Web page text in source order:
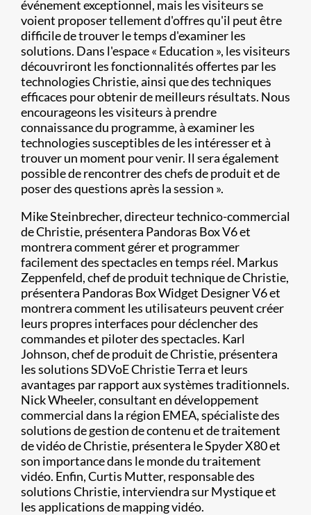
événement exceptionnel, mais les visiteurs se
voient proposer tellement d'offres qu'il peut être
difficile de trouver le temps d'examiner les
solutions. Dans l'espace « Education », les visiteurs
découvriront les fonctionnalités offertes par les
technologies Christie, ainsi que des techniques
efficaces pour obtenir de meilleurs résultats. Nous
encourageons les visiteurs à prendre
connaissance du programme, à examiner les
technologies susceptibles de les intéresser et à
trouver un moment pour venir. Il sera également
possible de rencontrer des chefs de produit et de
poser des questions après la session ».
Mike Steinbrecher, directeur technico-commercial
de Christie, présentera Pandoras Box V6 et
montrera comment gérer et programmer
facilement des spectacles en temps réel. Markus
Zeppenfeld, chef de produit technique de Christie,
présentera Pandoras Box Widget Designer V6 et
montrera comment les utilisateurs peuvent créer
leurs propres interfaces pour déclencher des
commandes et piloter des spectacles. Karl
Johnson, chef de produit de Christie, présentera
les solutions SDVoE Christie Terra et leurs
avantages par rapport aux systèmes traditionnels.
Nick Wheeler, consultant en développement
commercial dans la région EMEA, spécialiste des
solutions de gestion de contenu et de traitement
de vidéo de Christie, présentera le Spyder X80 et
son importance dans le monde du traitement
vidéo. Enfin, Curtis Mutter, responsable des
solutions Christie, interviendra sur Mystique et
les applications de mapping vidéo.